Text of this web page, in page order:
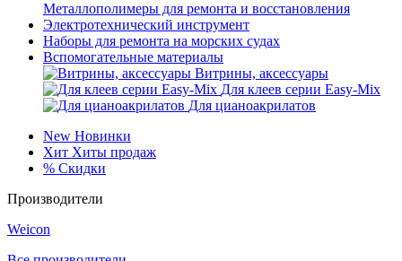
Металлополимеры для ремонта и восстановления
Электротехнический инструмент
Наборы для ремонта на морских судах
Вспомогательные материалы
Витрины, аксессуары
Для клеев серии Easy-Mix
Для цианоакрилатов
New Новинки
Хит Хиты продаж
% Скидки
Производители
Weicon